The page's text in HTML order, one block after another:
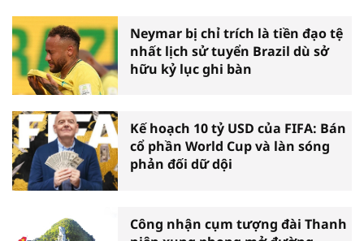
Neymar bị chỉ trích là tiền đạo tệ
nhất lịch sử tuyển Brazil dù sở
hữu kỷ lục ghi bàn
Kế hoạch 10 tỷ USD của FIFA: Bán
cổ phần World Cup và làn sóng
phản đối dữ dội
Công nhận cụm tượng đài Thanh